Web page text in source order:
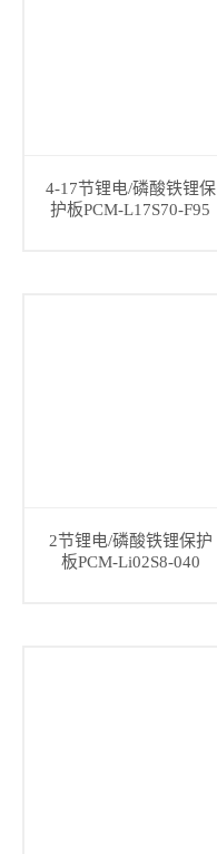
4-17节锂电/磷酸铁锂保
护板PCM-L17S70-F95
2节锂电/磷酸铁锂保护
板PCM-Li02S8-040